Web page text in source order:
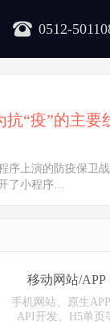
0512-
抗“疫”的主要
序上演的防疫保卫
了小程序…
移动网站/APP
手机网站、原生
API开发、H5单页